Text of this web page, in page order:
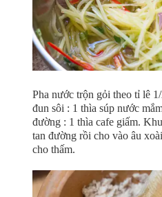
Pha nước trộn gỏi theo tỉ lê
đun sôi : 1 thìa súp nước
đường : 1 thìa cafe giấm.
tan đường rồi cho vào âu
cho thấm.